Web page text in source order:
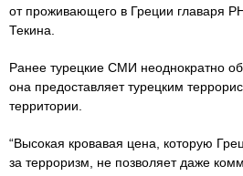
от проживающего в Греции главаря
Текина.
Ранее турецкие СМИ неоднократно
она предоставляет турецким
территории.
“Высокая кровавая цена, которую
за терроризм, не позволяет даже